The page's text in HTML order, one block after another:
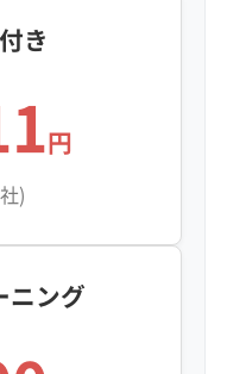
き
円
)
ニング